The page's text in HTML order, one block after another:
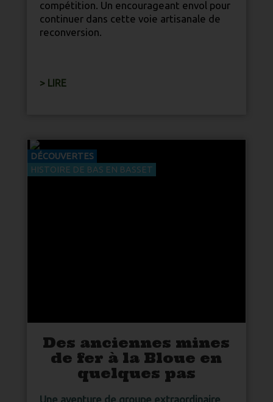
compétition. Un encourageant envol pour
continuer dans cette voie artisanale de
reconversion.
> LIRE
DÉCOUVERTES
HISTOIRE DE BAS EN BASSET
Des anciennes mines
de fer à la Bloue en
quelques pas
Une aventure de groupe extraordinaire
Qui sommes nous
CGV / Mentions légales
2026